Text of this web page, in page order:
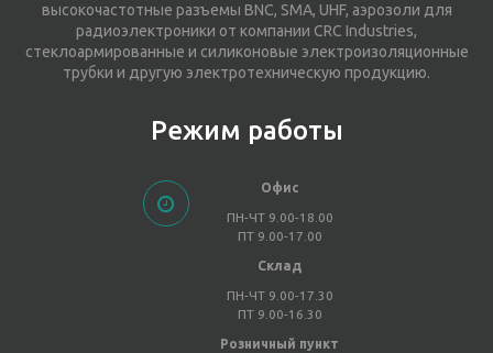
высокочастотные разъемы BNC, SMA, UHF, аэрозоли для
радиоэлектроники от компании CRC Industries,
стеклоармированные и силиконовые электроизоляционные
трубки и другую электротехническую продукцию.
Режим работы
Офис
ПН-ЧТ 9.00-18.00
ПТ 9.00-17.00
Склад
ПН-ЧТ 9.00-17.30
ПТ 9.00-16.30
Розничный пункт